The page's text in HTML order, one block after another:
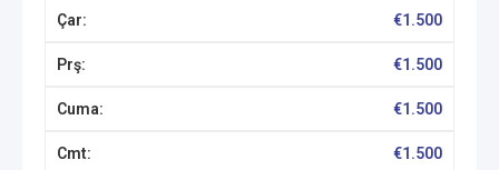
€1.500
€1.500
€1.500
€1.500